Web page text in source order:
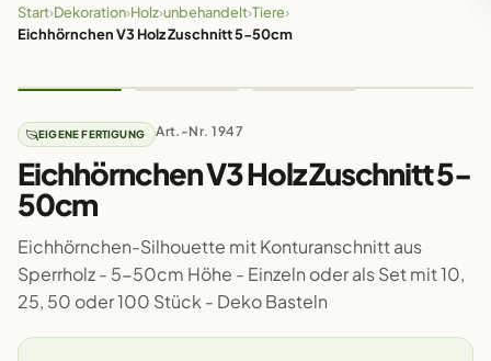
Start›Dekoration›Holz›unbehandelt›Tiere›
Eichhörnchen V3 Holz Zuschnitt 5-50cm
EIGENE FERTIGUNG Art.-Nr. 1947
Eichhörnchen V3 Holz Zuschnitt 5-
50cm
Eichhörnchen-Silhouette mit Konturanschnitt aus
Sperrholz - 5-50cm Höhe - Einzeln oder als Set mit 10,
25, 50 oder 100 Stück - Deko Basteln